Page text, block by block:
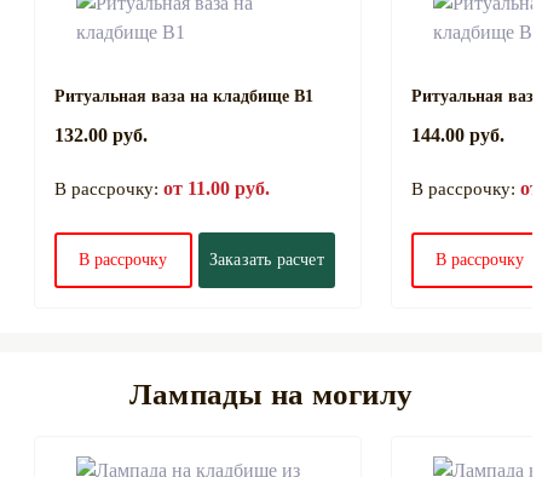
Ритуальная ваза на кладбище В1
132.00 руб.
В рассрочку: от 11.00 руб.
В рассрочку Заказать расчет
Ритуальная
144.00 руб.
В рассрочку:
В рассрочку
Лампады на могилу